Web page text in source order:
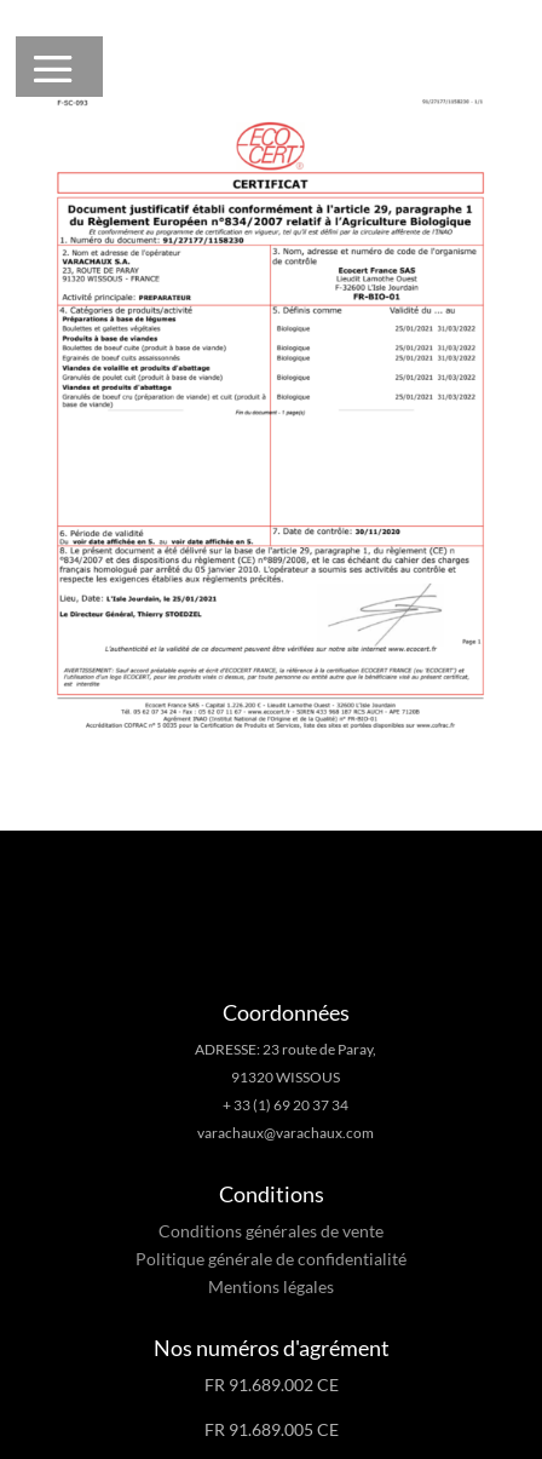
Coordonnées
ADRESSE: 23 route de Paray,
91320 WISSOUS
+ 33 (1) 69 20 37 34
varachaux@varachaux.com
Conditions
Conditions générales de vente
Politique générale de confidentialité
Mentions légales
Nos numéros d'agrément
FR 91.689.002 CE
FR 91.689.005 CE